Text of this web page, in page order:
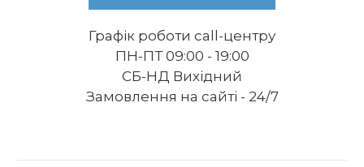
Графік роботи call-центру
ПН-ПТ 09:00 - 19:00
СБ-НД Вихідний
Замовлення на сайті - 24/7